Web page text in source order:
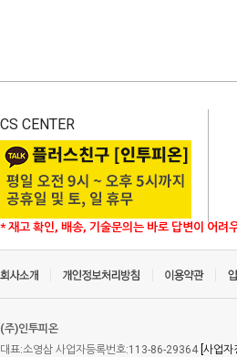
CS CENTER
* 재고 확인, 배송, 기술문의는 바로 답변이 어려
(주)인투피온
대표:소영삼 사업자등록번호:113-86-29364 [사업자